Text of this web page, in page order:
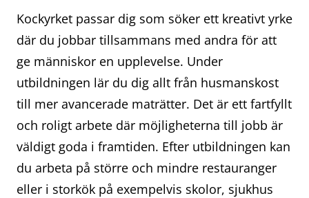
Kockyrket passar dig som söker ett kreativt yrke
där du jobbar tillsammans med andra för att
ge människor en upplevelse. Under
utbildningen lär du dig allt från husmanskost
till mer avancerade maträtter. Det är ett fartfyllt
och roligt arbete där möjligheterna till jobb är
väldigt goda i framtiden. Efter utbildningen kan
du arbeta på större och mindre restauranger
eller i storkök på exempelvis skolor, sjukhus